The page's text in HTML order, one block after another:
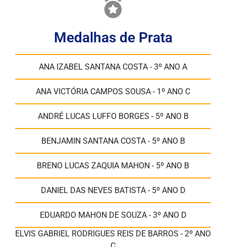
Medalhas de Prata
ANA IZABEL SANTANA COSTA - 3º ANO A
ANA VICTÓRIA CAMPOS SOUSA - 1º ANO C
ANDRÉ LUCAS LUFFO BORGES - 5º ANO B
BENJAMIN SANTANA COSTA - 5º ANO B
BRENO LUCAS ZAQUIA MAHON - 5º ANO B
DANIEL DAS NEVES BATISTA - 5º ANO D
EDUARDO MAHON DE SOUZA - 3º ANO D
ELVIS GABRIEL RODRIGUES REIS DE BARROS - 2º ANO